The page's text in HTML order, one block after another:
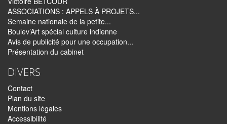
ASSOCIATIONS : APPELS À PROJETS...
Semaine nationale de la petite...
Boulev’Art spécial culture indienne
Avis de publicité pour une occupation...
Présentation du cabinet
DIVERS
Contact
Plan du site
Mentions légales
Accessibilité